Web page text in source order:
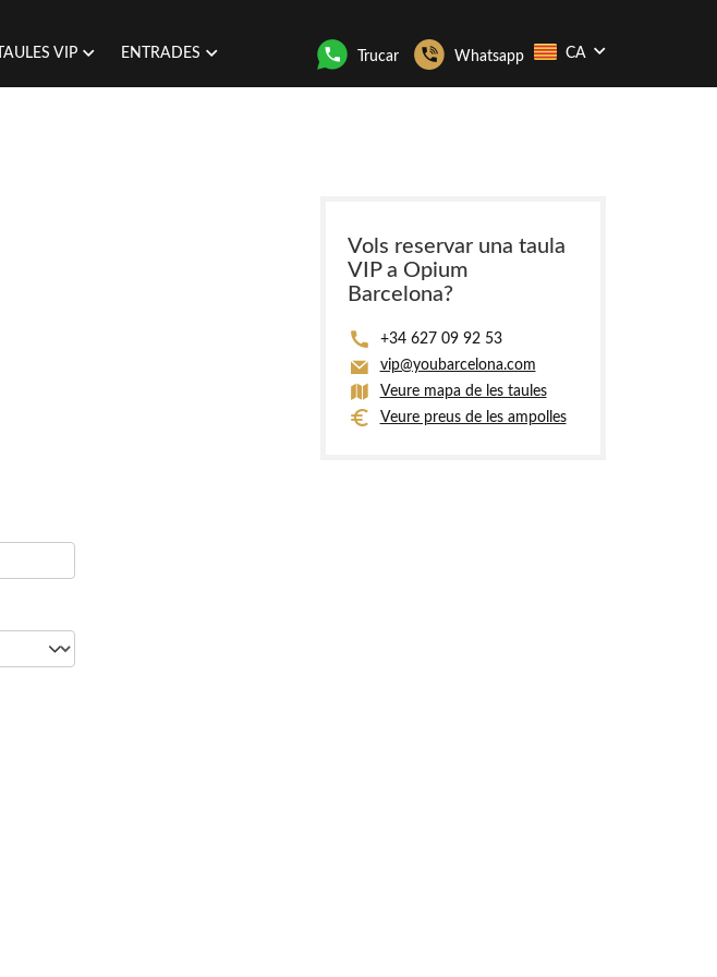
TAULES VIP ENTRADES Trucar Whatsapp CA
Vols reservar una taula
VIP a Opium
Barcelona?
+34 627 09 92 53
vip@youbarcelona.com
Veure mapa de les taules
Veure preus de les ampolles